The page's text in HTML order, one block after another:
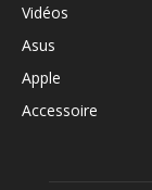
Vidéos
Asus
Apple
Accessoire